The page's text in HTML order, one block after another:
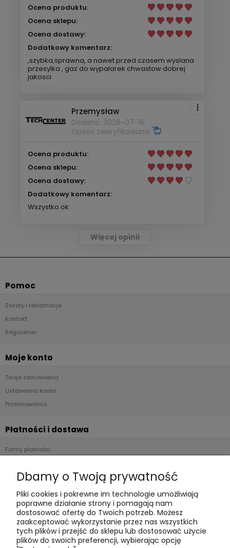
Ocena produktu:
Ocena sklepu:
Ocena dostawy:
Dodatkowy komentarz:
,szybka,sprawna, a nawet przed czasem wyslana
przesylka , gaz do wypalarek chwastow dobrej
jakosci
Przemysław
Dodano: 2026-07-16
Opinia zweryfikowana
Ocena produktu:
Ocena sklepu:
Ocena dostawy:
Dodatkowy komentarz:
Wszystko ok
Więcej opinii
Pomoc
Zwroty i reklamacje
Kontakt
Regulamin
Moje konto
Twoje zamówienia
Ustawienia konta
Przechowalnia
Płatności i dostawa
Formy płatności
Polityka cookies
Polityka prywatności
Blog
Dbamy o Twoją prywatność
Pliki cookies i pokrewne im technologie umożliwiają
poprawne działanie strony i pomagają nam
dostosować ofertę do Twoich potrzeb. Możesz
zaakceptować wykorzystanie przez nas wszystkich
tych plików i przejść do sklepu lub dostosować użycie
plików do swoich preferencji, wybierając opcję